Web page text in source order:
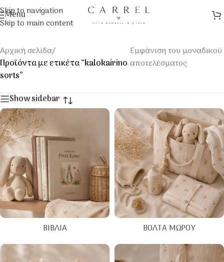
Skip to navigation
Skip to main content
Menu
Αρχική σελίδα/
Προϊόντα με ετικέτα “kalokairino
sorts”
Εμφάνιση του μοναδικού
αποτελέσματος
Show sidebar
ΒΙΒΛΊΑ ΒΌΛΤΑ ΜΩΡΟΎ